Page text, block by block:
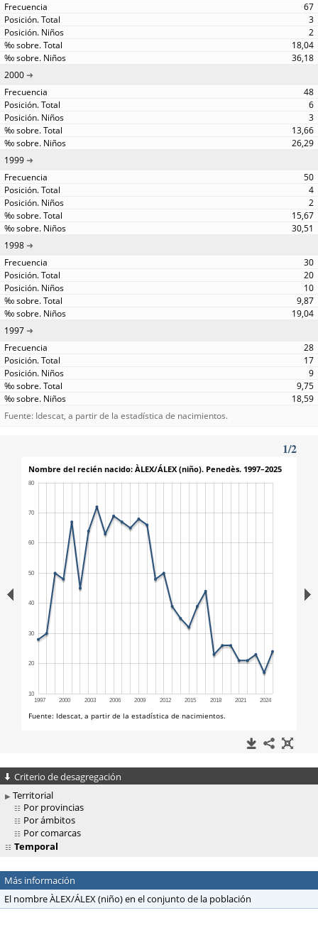
67
3
2
18,04
36,18
2000
48
6
3
13,66
26,29
1999
50
4
2
15,67
30,51
1998
30
20
10
9,87
19,04
1997
28
17
9
9,75
18,59
Fuente: Idescat, a partir de la estadística de nacimientos.
Criterio de desagregación
Territorial
Por provincias
Por ámbitos
Por comarcas
Temporal
Más información
El nombre ÀLEX/ÁLEX (niño) en el conjunto de la población